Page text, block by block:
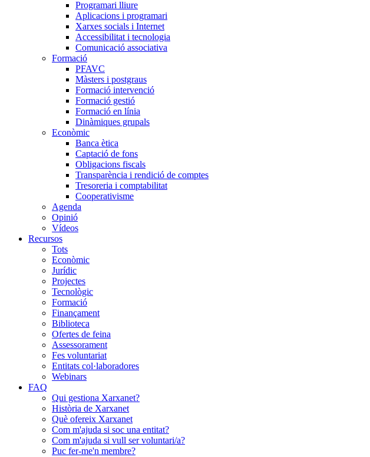
Programari lliure
Aplicacions i programari
Xarxes socials i Internet
Accessibilitat i tecnologia
Comunicació associativa
Formació
PFAVC
Màsters i postgraus
Formació intervenció
Formació gestió
Formació en línia
Dinàmiques grupals
Econòmic
Banca ètica
Captació de fons
Obligacions fiscals
Transparència i rendició de comptes
Tresoreria i comptabilitat
Cooperativisme
Agenda
Opinió
Vídeos
Recursos
Tots
Econòmic
Jurídic
Projectes
Tecnològic
Formació
Finançament
Biblioteca
Ofertes de feina
Assessorament
Fes voluntariat
Entitats col·laboradores
Webinars
FAQ
Qui gestiona Xarxanet?
Història de Xarxanet
Què ofereix Xarxanet
Com m'ajuda si soc una entitat?
Com m'ajuda si vull ser voluntari/a?
Puc fer-me'n membre?